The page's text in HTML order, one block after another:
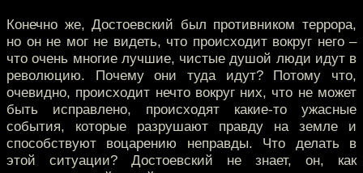
Конечно же, Достоевский был противником террора,
но он не мог не видеть, что происходит вокруг него –
что очень многие лучшие, чистые душой люди идут в
революцию. Почему они туда идут? Потому что,
очевидно, происходит нечто вокруг них, что не может
быть исправлено, происходят какие-то ужасные
события, которые разрушают правду на земле и
способствуют воцарению неправды. Что делать в
этой ситуации? Достоевский не знает, он, как